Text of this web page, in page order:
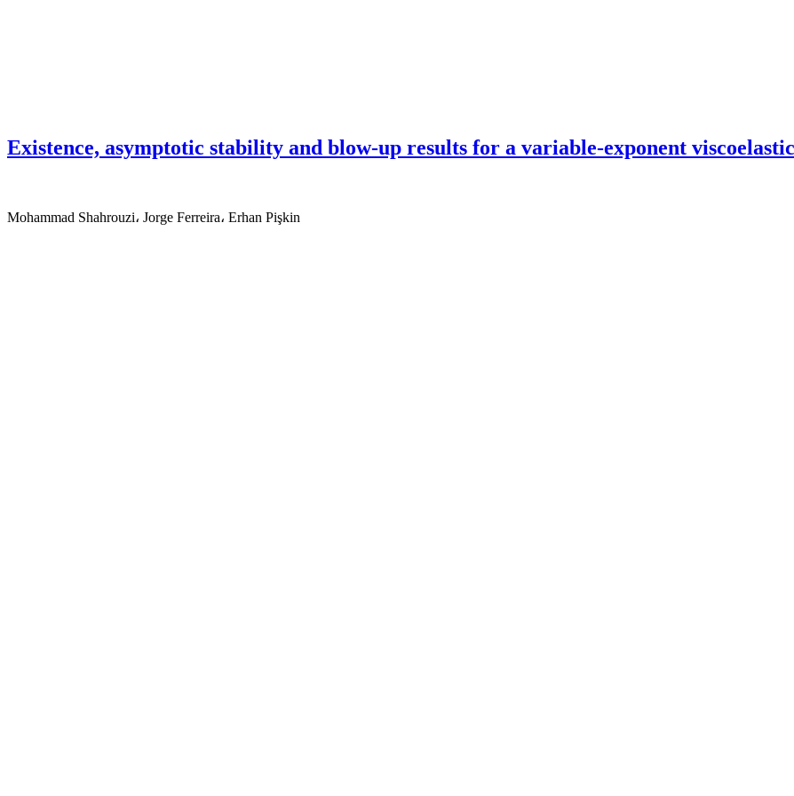
Existence, asymptotic stability and blow-up results for a variable-exponent
Mohammad Shahrouzi، Jorge Ferreira، Erhan Pişkin